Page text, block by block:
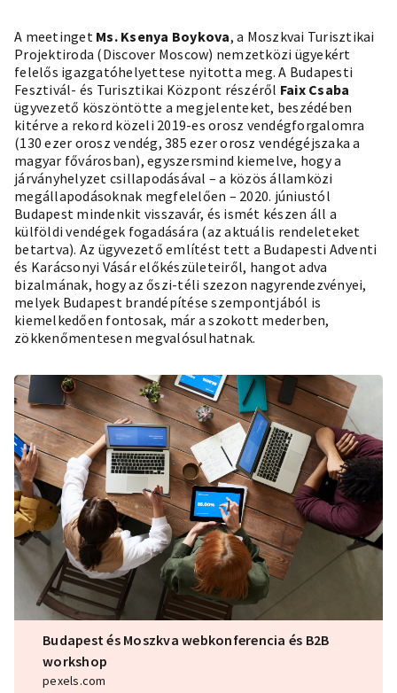
A meetinget Ms. Ksenya Boykova, a Moszkvai Turisztikai
Projektiroda (Discover Moscow) nemzetközi ügyekért
felelős igazgatóhelyettese nyitotta meg. A Budapesti
Fesztivál- és Turisztikai Központ részéről Faix Csaba
ügyvezető köszöntötte a megjelenteket, beszédében
kitérve a rekord közeli 2019-es orosz vendégforgalomra
(130 ezer orosz vendég, 385 ezer orosz vendégéjszaka a
magyar fővárosban), egyszersmind kiemelve, hogy a
járványhelyzet csillapodásával – a közös államközi
megállapodásoknak megfelelően – 2020. júniustól
Budapest mindenkit visszavár, és ismét készen áll a
külföldi vendégek fogadására (az aktuális rendeleteket
betartva). Az ügyvezető említést tett a Budapesti Adventi
és Karácsonyi Vásár előkészületeiről, hangot adva
bizalmának, hogy az őszi-téli szezon nagyrendezvényei,
melyek Budapest brandépítése szempontjából is
kiemelkedően fontosak, már a szokott mederben,
zökkenőmentesen megvalósulhatnak.
Budapest és Moszkva webkonferencia és B2B
workshop
pexels.com